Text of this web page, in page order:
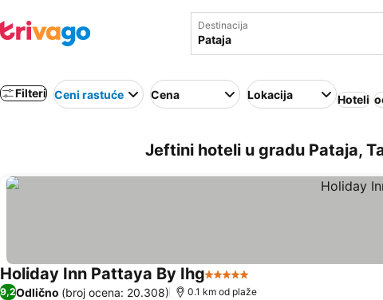
Destinacija
Filteri Ceni rastuće Cena Lokacija Hoteli
Jeftini hoteli u gradu Pataja,
Holiday Inn Pattaya By Ihg5 Zvezdice
9,2Odlično (broj ocena: 20.308) 0.1 km od plaže